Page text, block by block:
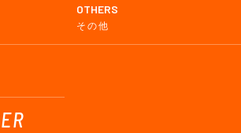
OTHERS
その他